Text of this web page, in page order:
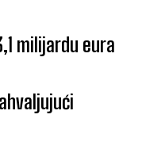
milijardu eura